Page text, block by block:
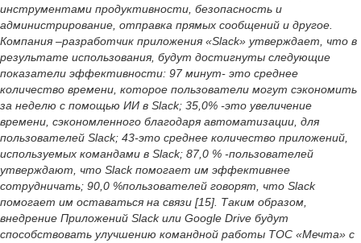
инструментами продуктивности, безопасность и
администрирование, отправка прямых сообщений и другое.
Компания –разработчик приложения «Slack» утверждает, что в
результате использования, будут достигнуты следующие
показатели эффективности: 97 минут- это среднее
количество времени, которое пользователи могут сэкономить
за неделю с помощью ИИ в Slack; 35,0% -это увеличение
времени, сэкономленного благодаря автоматизации, для
пользователей Slack; 43-это среднее количество приложений,
используемых командами в Slack; 87,0 % -пользователей
утверждают, что Slack помогает им эффективнее
сотрудничать; 90,0 %пользователей говорят, что Slack
помогает им оставаться на связи [15]. Таким образом,
внедрение Приложений Slack или Google Drive будут
способствовать улучшению командной работы ТОС «Мечта» с